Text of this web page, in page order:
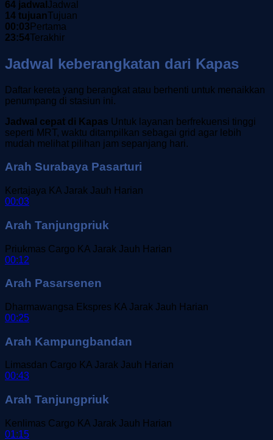
64 jadwal Jadwal
14 tujuanTujuan
00:03 Pertama
23:54Terakhir
Jadwal keberangkatan dari Kapas
Daftar kereta yang berangkat atau berhenti untuk menaikkan
penumpang di stasiun ini.
Jadwal cepat di Kapas Untuk layanan berfrekuensi tinggi
seperti MRT, waktu ditampilkan sebagai grid agar lebih
mudah melihat pilihan jam sepanjang hari.
Arah Surabaya Pasarturi
Kertajaya KA Jarak Jauh Harian
00:03
Arah Tanjungpriuk
Priukmas Cargo KA Jarak Jauh Harian
00:12
Arah Pasarsenen
Dharmawangsa Ekspres KA Jarak Jauh Harian
00:25
Arah Kampungbandan
Limasdan Cargo KA Jarak Jauh Harian
00:43
Arah Tanjungpriuk
Kenlimas Cargo KA Jarak Jauh Harian
01:15